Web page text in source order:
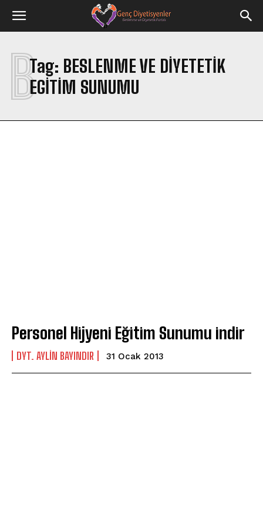
Tag: BESLENME VE DIYETETIK
EGITIM SUNUMU
B
Personel Hijyeni Eğitim Sunumu indir
DYT. AYLIN BAYINDIR 31 Ocak 2013